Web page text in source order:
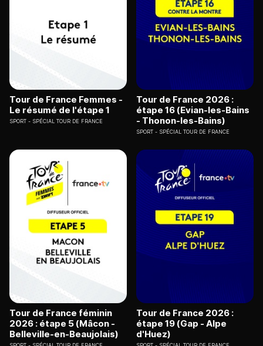
Tour de France Femmes -
Le résumé de l'étape 1
SPORT SPÉCIAL TOUR DE FRANCE
Tour de France 2026 :
étape 16 (Evian-les-Bains
- Thonon-les-Bains)
SPORT SPÉCIAL TOUR DE FRANCE
Tour de France féminin
2026 : étape 5 (Mâcon -
Belleville-en-Beaujolais)
Tour de France 2026 :
étape 19 (Gap - Alpe
d'Huez)